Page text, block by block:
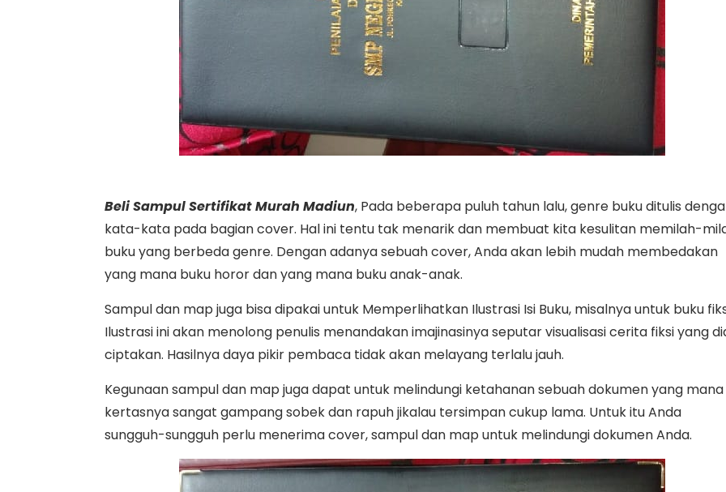
Beli Sampul Sertifikat Murah Madiun, Pada beberapa puluh tahun lalu, genre buku ditulis
kata-kata pada bagian cover. Hal ini tentu tak menarik dan membuat kita kesulitan memilah-
buku yang berbeda genre. Dengan adanya sebuah cover, Anda akan lebih mudah membedakan
yang mana buku horor dan yang mana buku anak-anak.
Sampul dan map juga bisa dipakai untuk Memperlihatkan Ilustrasi Isi Buku, misalnya untuk buku
Ilustrasi ini akan menolong penulis menandakan imajinasinya seputar visualisasi cerita fiksi yang
ciptakan. Hasilnya daya pikir pembaca tidak akan melayang terlalu jauh.
Kegunaan sampul dan map juga dapat untuk melindungi ketahanan sebuah dokumen yang mana
kertasnya sangat gampang sobek dan rapuh jikalau tersimpan cukup lama. Untuk itu Anda
sungguh-sungguh perlu menerima cover, sampul dan map untuk melindungi dokumen Anda.